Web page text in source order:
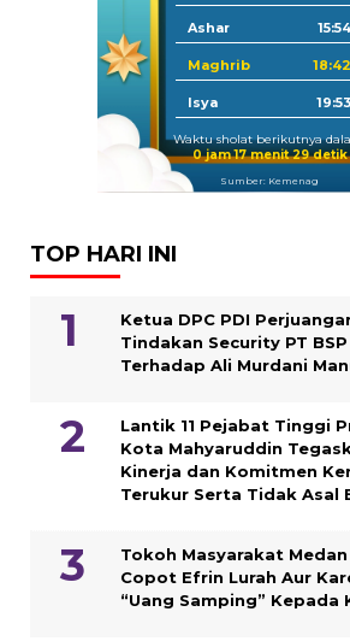
Ashar 15:54
Maghrib 18:42
Isya 19:53
Waktu sholat berikutnya
0 jam 17 menit 28 detik
Sumber: Kemenag
TOP HARI INI
Ketua DPC PDI
Tindakan Security PT
Terhadap Ali Murdani
Lantik 11 Pejabat Tinggi
Kota Mahyaruddin
Kinerja dan Komitmen
Terukur Serta Tidak Asal
Tokoh Masyarakat
Copot Efrin Lurah Aur
“Uang Samping” Kepada